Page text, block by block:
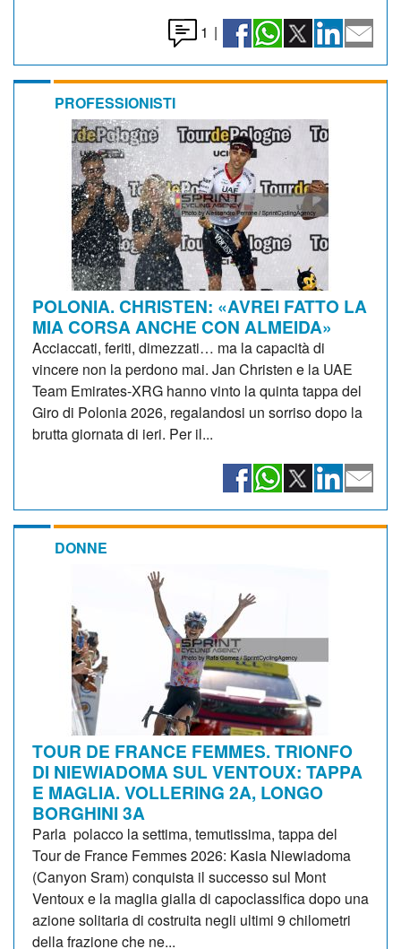
1 |
PROFESSIONISTI
POLONIA. CHRISTEN: «AVREI FATTO LA
MIA CORSA ANCHE CON ALMEIDA»
Acciaccati, feriti, dimezzati… ma la capacità di
vincere non la perdono mai. Jan Christen e la UAE
Team Emirates-XRG hanno vinto la quinta tappa del
Giro di Polonia 2026, regalandosi un sorriso dopo la
brutta giornata di ieri. Per il...
DONNE
TOUR DE FRANCE FEMMES. TRIONFO
DI NIEWIADOMA SUL VENTOUX: TAPPA
E MAGLIA. VOLLERING 2A, LONGO
BORGHINI 3A
Parla polacco la settima, temutissima, tappa del
Tour de France Femmes 2026: Kasia Niewiadoma
(Canyon Sram) conquista il successo sul Mont
Ventoux e la maglia gialla di capoclassifica dopo una
azione solitaria di costruita negli ultimi 9 chilometri
della frazione che ne...